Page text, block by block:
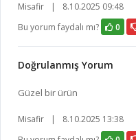
Misafir |
8.10.2025 09:48
Bu yorum faydalı mı?
0
Doğrulanmış Yorum
Güzel bir ürün
Misafir |
8.10.2025 13:38